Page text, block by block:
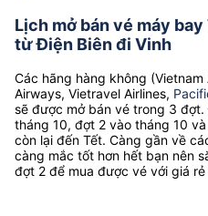
Lịch mở bán vé máy
từ Điện Biên đi Vinh
Các hãng hàng không (Vietnam
Airways, Vietravel Airlines,
sẽ được mở bán vé trong 3
tháng 10, đợt 2 vào tháng 10
còn lại đến Tết. Càng gần về
càng mắc tốt hơn hết bạn nên
đợt 2 để mua được vé với giá rẻ